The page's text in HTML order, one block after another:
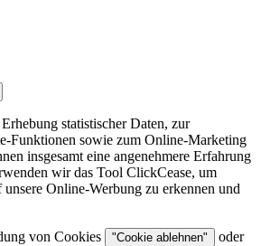
statistischer Daten, zur
Funktionen sowie zum Online-Marketing
insgesamt eine angenehmere Erfahrung
wir das Tool ClickCease, um
Online-Werbung zu erkennen und
von Cookies "Cookie ablehnen"
oder